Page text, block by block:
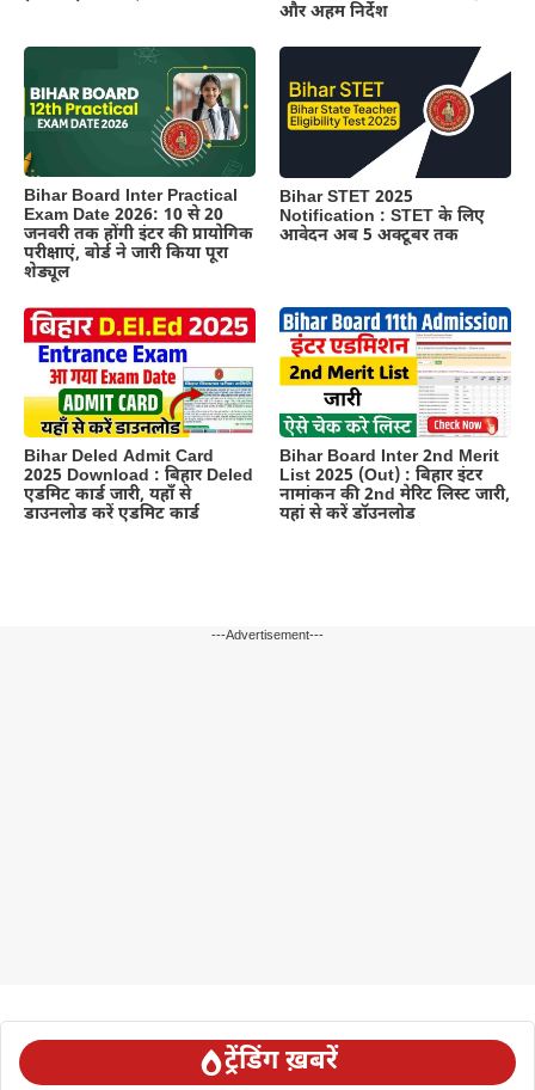
और अहम निर्देश
Bihar Board Inter Practical
Exam Date 2026: 10 से 20
जनवरी तक होंगी इंटर की प्रायोगिक
परीक्षाएं, बोर्ड ने जारी किया पूरा
शेड्यूल
Bihar STET 2025
Notification : STET के लिए
आवेदन अब 5 अक्टूबर तक
Bihar Deled Admit Card
2025 Download : बिहार Deled
एडमिट कार्ड जारी, यहाँ से
डाउनलोड करें एडमिट कार्ड
Bihar Board Inter 2nd Merit
List 2025 (Out) : बिहार इंटर
नामांकन की 2nd मेरिट लिस्ट जारी,
यहां से करें डॉउनलोड
---Advertisement---
ट्रेंडिंग ख़बरें